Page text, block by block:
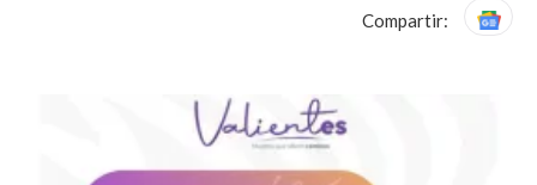
Compartir: